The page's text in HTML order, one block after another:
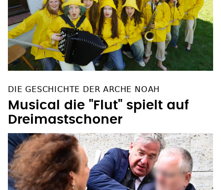
Musical die "Flut" spielt auf
Dreimastschoner